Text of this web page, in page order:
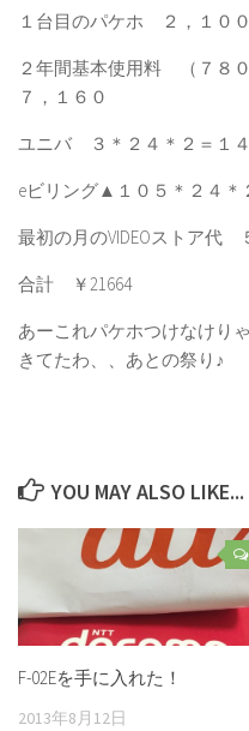
１台目のパケホ ２，１００
２年間基本使用料 （７８
７，１６０
ユニバ ３＊２４＊２＝１
eビリング▲１０５＊２４
最初の月のVIDEOストア代
合計 ￥21664
あーこれパケホつけなけり
きてたわ、、あとの祭り♪
YOU MAY ALSO LIKE...
F-02Eを手に入れた！
2013年8月12日